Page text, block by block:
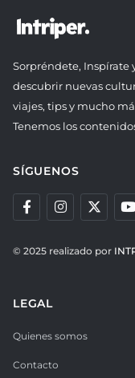
Sorpréndete, Inspírate
descubrir nuevas
viajes, tips y mucho
Tenemos los
SÍGUENOS
© 2025 realizado por
LEGAL
Quienes somos
Contacto